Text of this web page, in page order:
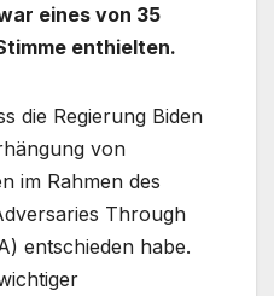
eines von 35
enthielten.
die Regierung Biden
von
im Rahmen des
Through
entschieden habe.